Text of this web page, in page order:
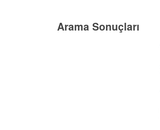
Arama Sonuçları